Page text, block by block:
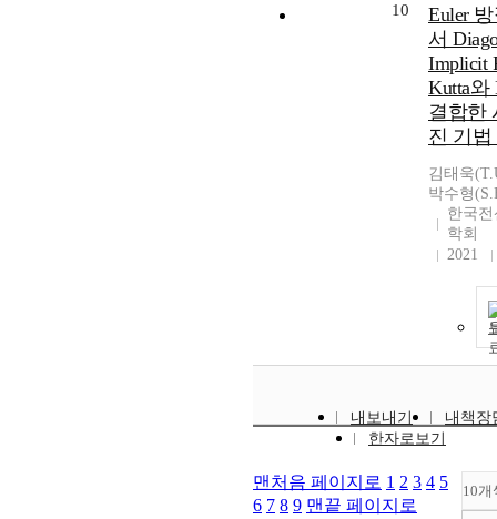
10
Euler
서
Implicit
Kutta와
결합한
진 기법
김태욱
박수형
한국
학회
2021
내보내기
내책장
한자로보기
10개
맨처음 페이지로 1 2 3 4 5
6 7 8 9 맨끝 페이지로